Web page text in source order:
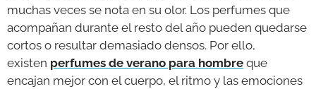
muchas veces se nota en su olor. Los perfumes que
acompañan durante el resto del año pueden quedarse
cortos o resultar demasiado densos. Por ello,
existen perfumes de verano para hombre que
encajan mejor con el cuerpo, el ritmo y las emociones